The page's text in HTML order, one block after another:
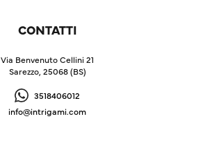
CONTATTI
Via Benvenuto Cellini 21
Sarezzo, 25068 (BS)
3518406012
info@intrigami.com